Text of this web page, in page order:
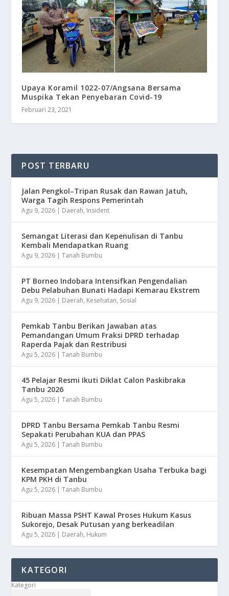
Upaya Koramil 1022-07/Angsana Bersama
Muspika Tekan Penyebaran Covid-19
Februari 23, 2021
POST TERBARU
Jalan Pengkol–Tripan Rusak dan Rawan Jatuh,
Warga Tagih Respons Pemerintah
Agu 9, 2026 | Daerah, Insident
Semangat Literasi dan Kepenulisan di Tanbu
Kembali Mendapatkan Ruang
Agu 9, 2026 |Tanah Bumbu
​PT Borneo Indobara Intensifkan Pengendalian
Debu Pelabuhan Bunati Hadapi Kemarau Ekstrem
Agu 9, 2026 | Daerah, Kesehatan, Sosial
Pemkab Tanbu Berikan Jawaban atas
Pemandangan Umum Fraksi DPRD terhadap
Raperda Pajak dan Restribusi
Agu 5, 2026 |Tanah Bumbu
45 Pelajar Resmi Ikuti Diklat Calon Paskibraka
Tanbu 2026
Agu 5, 2026 |Tanah Bumbu
DPRD Tanbu Bersama Pemkab Tanbu Resmi
Sepakati Perubahan KUA dan PPAS
Agu 5, 2026 |Tanah Bumbu
Kesempatan Mengembangkan Usaha Terbuka bagi
KPM PKH di Tanbu
Agu 5, 2026 |Tanah Bumbu
Ribuan Massa PSHT Kawal Proses Hukum Kasus
Sukorejo, Desak Putusan yang berkeadilan
Agu 5, 2026 | Daerah, Hukum
KATEGORI
Kategori